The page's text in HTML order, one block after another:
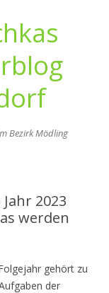
Bezirk Mödling
2023
werden
gehört zu
der